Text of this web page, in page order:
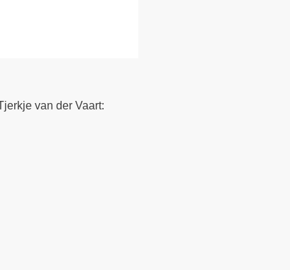
van der Vaart: